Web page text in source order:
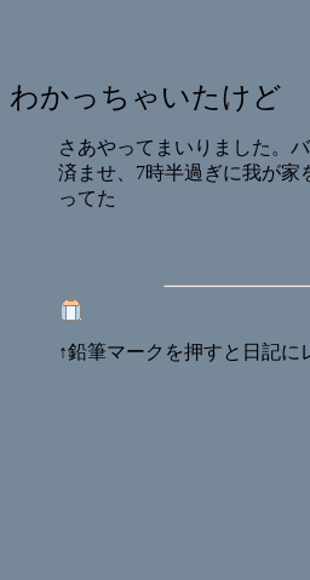
わかっちゃいたけど
さあやってまいりました。
済ませ、7時半過ぎに我が家
ってた
↑鉛筆マークを押すと日記